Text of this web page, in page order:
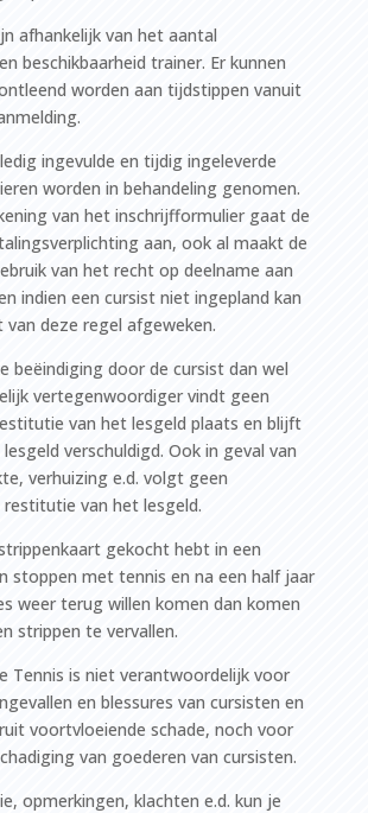
afhankelijk van het aantal
beschikbaarheid trainer. Er kunnen
worden aan tijdstippen vanuit
ingevulde en tijdig ingeleverde
worden in behandeling genomen.
van het inschrijfformulier gaat de
aan, ook al maakt de
van het recht op deelname aan
indien een cursist niet ingepland kan
deze regel afgeweken.
beëindiging door de cursist dan wel
vertegenwoordiger vindt geen
van het lesgeld plaats en blijft
verschuldigd. Ook in geval van
verhuizing e.d. volgt geen
van het lesgeld.
gekocht hebt in een
stoppen met tennis en na een half jaar
weer terug willen komen dan komen
strippen te vervallen.
Tennis is niet verantwoordelijk voor
en blessures van cursisten en
voortvloeiende schade, noch voor
van goederen van cursisten.
opmerkingen, klachten e.d. kun je